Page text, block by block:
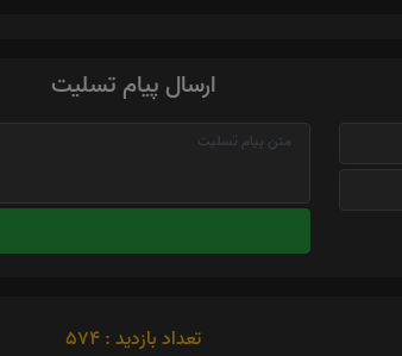
ارسال پیام تسلیت
تعداد بازدید : 574